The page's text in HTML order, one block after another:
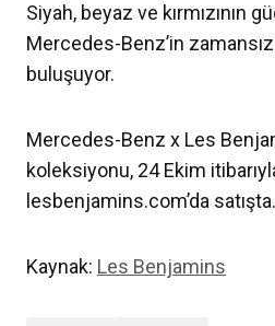
Siyah, beyaz ve kırmızının
Mercedes-Benz’in
buluşuyor.
Mercedes-Benz x Les
koleksiyonu, 24 Ekim
lesbenjamins.com’da satışta.
Kaynak: Les Benjamins